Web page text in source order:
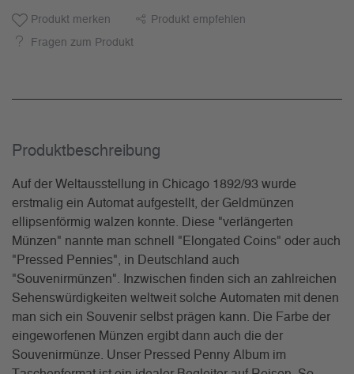
Produkt merken Produkt empfehlen
Fragen zum Produkt
Produkt­beschreibung
Auf der Weltausstellung in Chicago 1892/93 wurde
erstmalig ein Automat aufgestellt, der Geldmünzen
ellipsenförmig walzen konnte. Diese "verlängerten
Münzen" nannte man schnell "Elongated Coins" oder auch
"Pressed Pennies", in Deutschland auch
"Souvenirmünzen". Inzwischen finden sich an zahlreichen
Sehenswürdigkeiten weltweit solche Automaten mit denen
man sich ein Souvenir selbst prägen kann. Die Farbe der
eingeworfenen Münzen ergibt dann auch die der
Souvenirmünze. Unser Pressed Penny Album im